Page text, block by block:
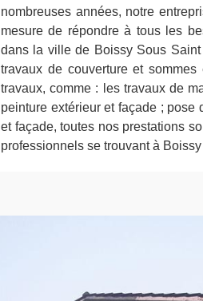
nombreuses années, notre
mesure de répondre à tous les
dans la ville de Boissy Sous
travaux de couverture et
travaux, comme : les travaux de
peinture extérieur et façade ; pose
et façade, toutes nos prestations
professionnels se trouvant à